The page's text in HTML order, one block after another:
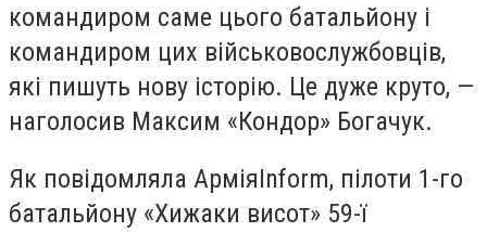
командиром саме цього батальйону і
командиром цих військовослужбовців,
які пишуть нову історію. Це дуже круто, —
наголосив Максим «Кондор» Богачук.
Як повідомляла АрміяInform, пілоти 1-го
батальйону «Хижаки висот» 59-ї